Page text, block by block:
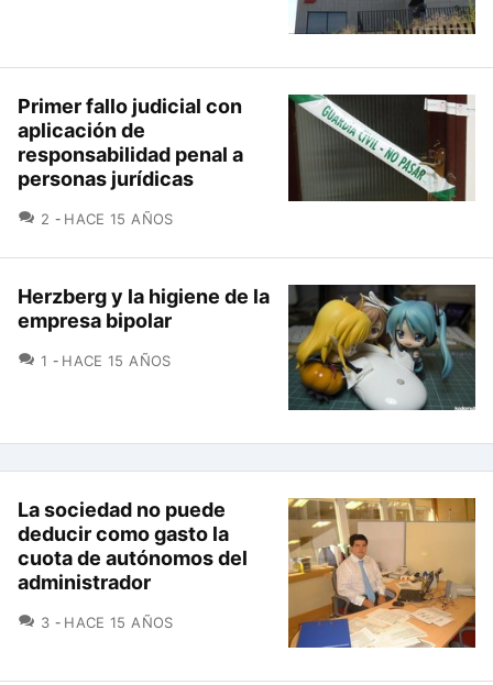
Primer fallo judicial con
aplicación de
responsabilidad penal a
personas jurídicas
2 COMENTARIOS
HACE 15 AÑOS
Herzberg y la higiene de la
empresa bipolar
1 COMENTARIOS
HACE 15 AÑOS
La sociedad no puede
deducir como gasto la
cuota de autónomos del
administrador
3 COMENTARIOS
HACE 15 AÑOS